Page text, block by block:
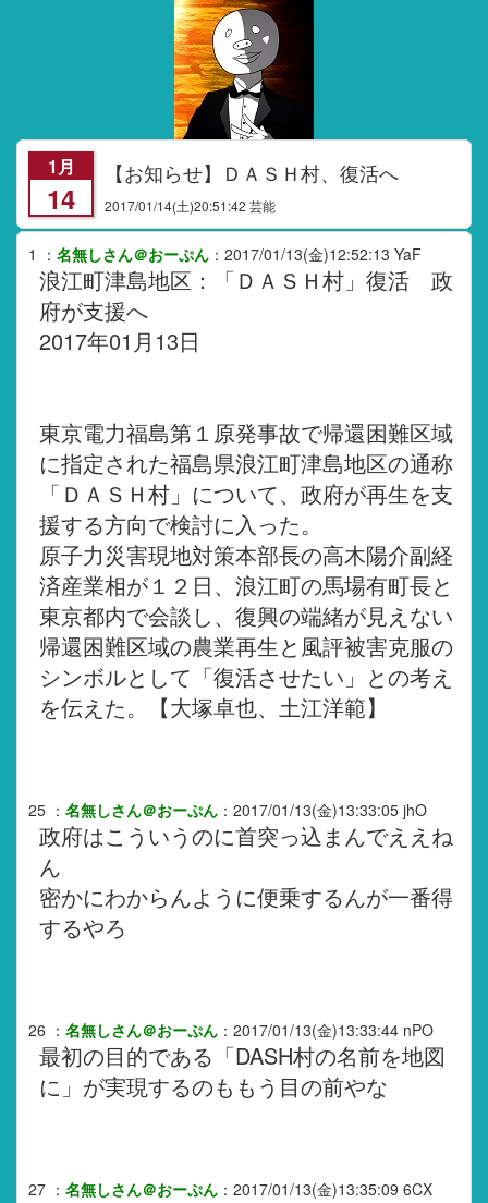
1月
14
【お知らせ】ＤＡＳＨ村、復活へ
2017/01/14(土)20:51:42 芸能
1 ： 名無しさん＠おーぷん ： 2017/01/13(金)12:52:13 YaF
浪江町津島地区：「ＤＡＳＨ村」復活 政
府が支援へ
2017年01月13日
東京電力福島第１原発事故で帰還困難区域
に指定された福島県浪江町津島地区の通称
「ＤＡＳＨ村」について、政府が再生を支
援する方向で検討に入った。
原子力災害現地対策本部長の高木陽介副経
済産業相が１２日、浪江町の馬場有町長と
東京都内で会談し、復興の端緒が見えない
帰還困難区域の農業再生と風評被害克服の
シンボルとして「復活させたい」との考え
を伝えた。【大塚卓也、土江洋範】
25 ： 名無しさん＠おーぷん ： 2017/01/13(金)13:33:05 jhO
政府はこういうのに首突っ込まんでええね
ん
密かにわからんように便乗するんが一番得
するやろ
26 ： 名無しさん＠おーぷん ： 2017/01/13(金)13:33:44 nPO
最初の目的である「DASH村の名前を地図
に」が実現するのももう目の前やな
27 ： 名無しさん＠おーぷん ： 2017/01/13(金)13:35:09 6CX